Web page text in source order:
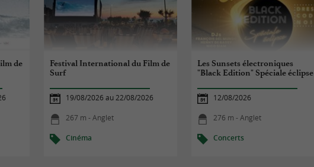
de
Festival International du Film de
Surf
19/08/2026 au 22/08/2026
267 m - Anglet
Cinéma
Les Sunsets électroniques
"Black Edition" Spéciale éclipse
12/08/2026
276 m - Anglet
Concerts